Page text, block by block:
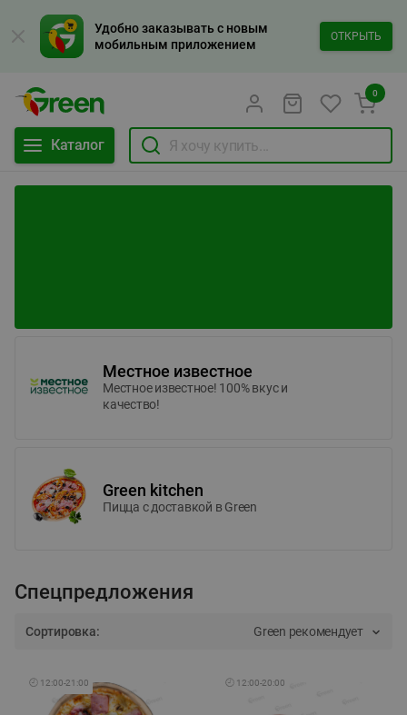
Удобно заказывать с новым
мобильным приложением
ОТКРЫТЬ
Каталог
0
Местное известное
Местное известное! 100% вкус и
качество!
Green kitchen
Пицца c доставкой в Green
Спецпредложения
Сортировка: Green рекомендует
🕘 12:00-21:00 🕘 12:00-20:00